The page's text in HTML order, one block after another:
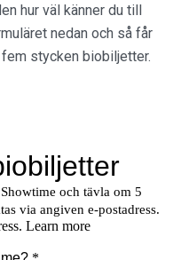
hur väl känner du till
nedan och så får
stycken biobiljetter.